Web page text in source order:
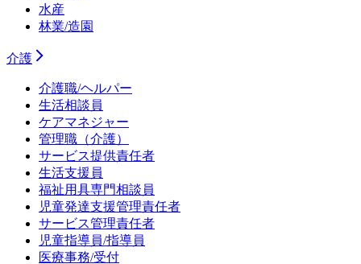
水産
林業/造園
介護
介護職/ヘルパー
生活相談員
ケアマネジャー
管理職（介護）
サービス提供責任者
生活支援員
福祉用具専門相談員
児童発達支援管理責任者
サービス管理責任者
児童指導員/指導員
医療事務/受付